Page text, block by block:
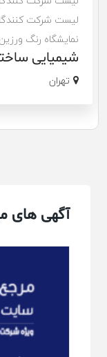
لیست شرکت کنندگان
نمایشگاه رنگ ورزین
شیمیایی
تهران
آگهی های